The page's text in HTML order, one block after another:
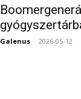
Galenus - 2026-05-12